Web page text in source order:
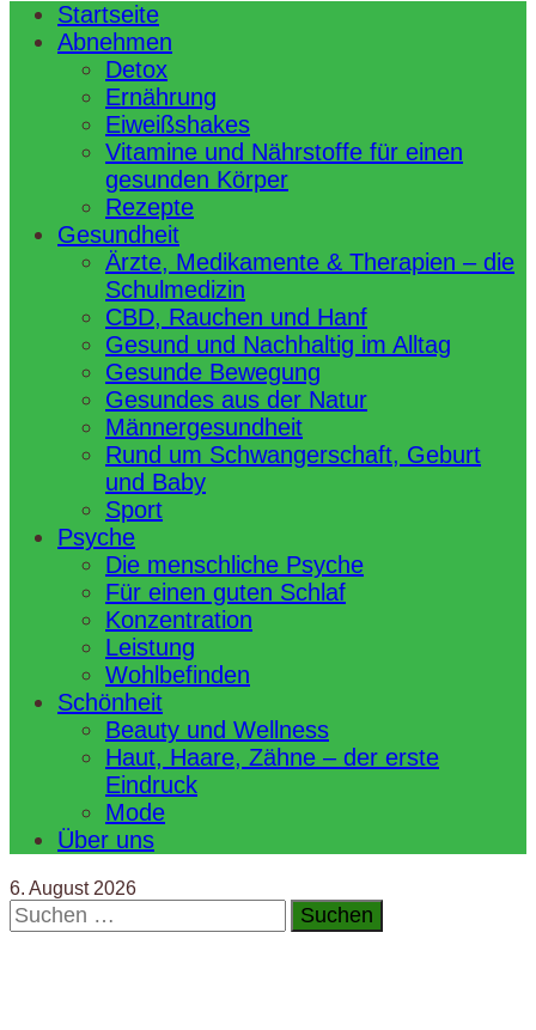
Startseite
Abnehmen
Detox
Ernährung
Eiweißshakes
Vitamine und Nährstoffe für einen
gesunden Körper
Rezepte
Gesundheit
Ärzte, Medikamente & Therapien – die
Schulmedizin
CBD, Rauchen und Hanf
Gesund und Nachhaltig im Alltag
Gesunde Bewegung
Gesundes aus der Natur
Männergesundheit
Rund um Schwangerschaft, Geburt
und Baby
Sport
Psyche
Die menschliche Psyche
Für einen guten Schlaf
Konzentration
Leistung
Wohlbefinden
Schönheit
Beauty und Wellness
Haut, Haare, Zähne – der erste
Eindruck
Mode
Über uns
6. August 2026
Suchen
nach: